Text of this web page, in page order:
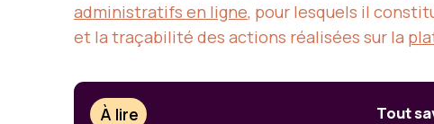
administratifs en ligne, pour lesquels il
et la traçabilité des actions réalisées sur la
À lire Tout